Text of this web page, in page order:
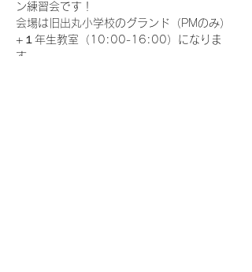
ン練習会です！
会場は旧出丸小学校のグランド（PMのみ）
+１年生教室（10:00-16:00）になりま
す。